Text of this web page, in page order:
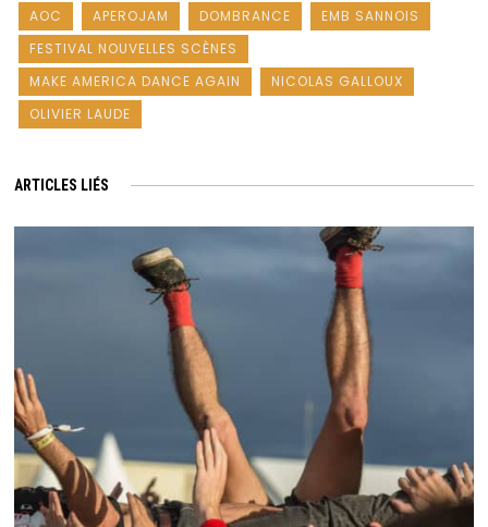
AOC APEROJAM DOMBRANCE
EMB SANNOIS
FESTIVAL NOUVELLES SCÈNES
MAKE AMERICA DANCE AGAIN
NICOLAS GALLOUX
OLIVIER LAUDE
ARTICLES LIÉS